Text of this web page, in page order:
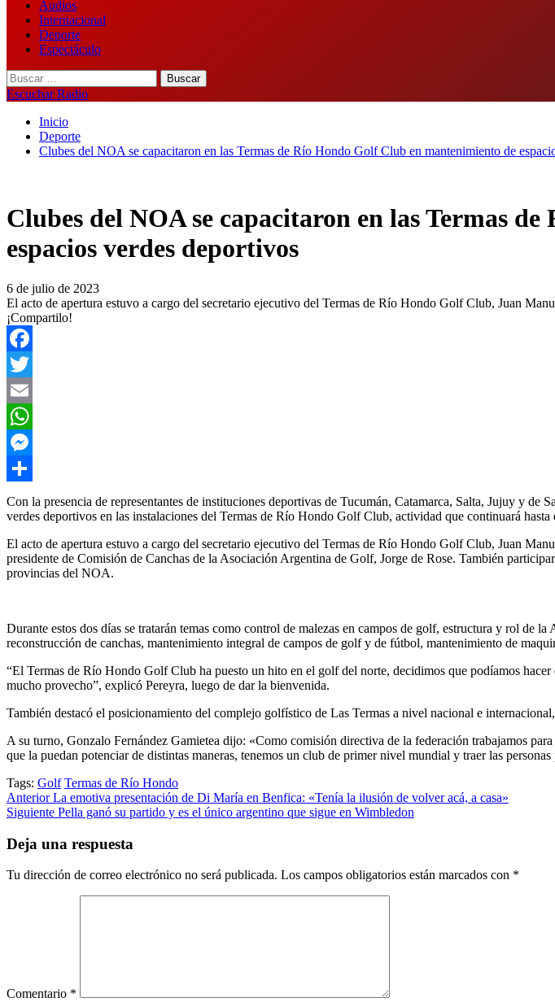
Audios
Internacional
Deporte
Espectáculo
Buscar:
Escuchar Radio
Inicio
Deporte
Clubes del NOA se capacitaron en las Termas de Río Hondo Golf Club en mantenimiento de
Clubes del NOA se capacitaron en las Termas
espacios verdes deportivos
6 de julio de 2023
El acto de apertura estuvo a cargo del secretario ejecutivo del Termas de Río Hondo Golf Club, Juan
¡Compartilo!
Facebook
Twitter
Email
WhatsApp
Messenger
Compartir
Con la presencia de representantes de instituciones deportivas de Tucumán, Catamarca, Salta, Jujuy y de
verdes deportivos en las instalaciones del Termas de Río Hondo Golf Club, actividad que continuará hasta
El acto de apertura estuvo a cargo del secretario ejecutivo del Termas de Río Hondo Golf Club, Juan
presidente de Comisión de Canchas de la Asociación Argentina de Golf, Jorge de Rose. También
provincias del NOA.
Durante estos dos días se tratarán temas como control de malezas en campos de golf, estructura y rol de
reconstrucción de canchas, mantenimiento integral de campos de golf y de fútbol, mantenimiento de
“El Termas de Río Hondo Golf Club ha puesto un hito en el golf del norte, decidimos que podíamos
mucho provecho”, explicó Pereyra, luego de dar la bienvenida.
También destacó el posicionamiento del complejo golfístico de Las Termas a nivel nacional e
A su turno, Gonzalo Fernández Gamietea dijo: «Como comisión directiva de la federación trabajamos
que la puedan potenciar de distintas maneras, tenemos un club de primer nivel mundial y traer las
Tags: Golf Termas de Río Hondo
Post
navigation
AnteriorLa emotiva presentación de Di María en Benfica: «Tenía la ilusión de volver acá, a casa»
Siguiente Pella ganó su partido y es el único argentino que sigue en Wimbledon
Deja una respuesta
Tu dirección de correo electrónico no será publicada. Los campos obligatorios están marcados con *
Comentario *